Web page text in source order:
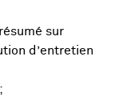
sur
d’entretien